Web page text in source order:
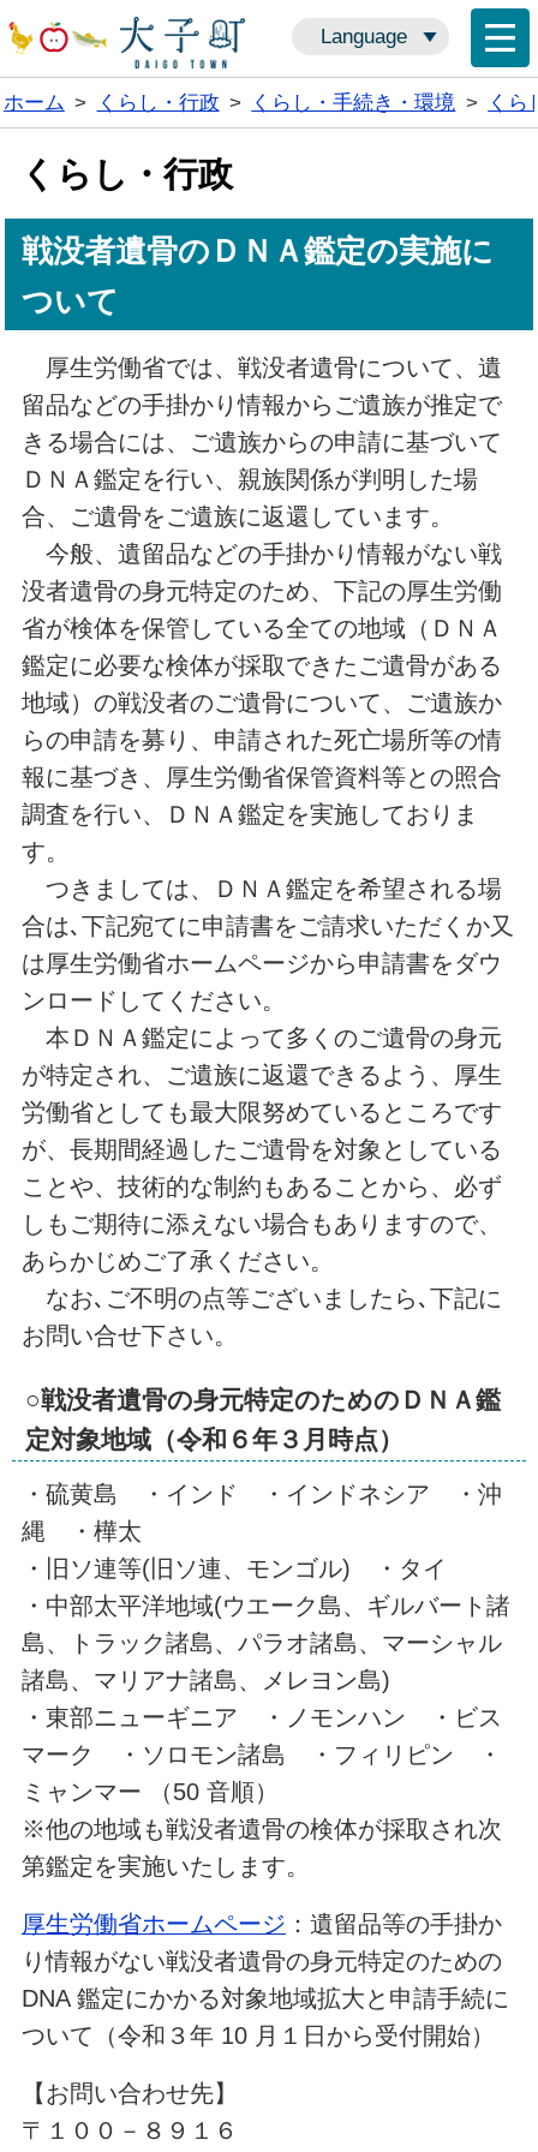
Language
ホーム > くらし・行政 > くらし・手続き・環境 > くら
くらし・行政
戦没者遺骨のＤＮＡ鑑定の実施に
ついて
厚生労働省では、戦没者遺骨について、遺
留品などの手掛かり情報からご遺族が推定で
きる場合には、ご遺族からの申請に基づいて
ＤＮＡ鑑定を行い、親族関係が判明した場
合、ご遺骨をご遺族に返還しています。
今般、遺留品などの手掛かり情報がない戦
没者遺骨の身元特定のため、下記の厚生労働
省が検体を保管している全ての地域（ＤＮＡ
鑑定に必要な検体が採取できたご遺骨がある
地域）の戦没者のご遺骨について、ご遺族か
らの申請を募り、申請された死亡場所等の情
報に基づき、厚生労働省保管資料等との照合
調査を行い、ＤＮＡ鑑定を実施しておりま
す。
つきましては、ＤＮＡ鑑定を希望される場
合は､下記宛てに申請書をご請求いただくか又
は厚生労働省ホームページから申請書をダウ
ンロードしてください。
本ＤＮＡ鑑定によって多くのご遺骨の身元
が特定され、ご遺族に返還できるよう、厚生
労働省としても最大限努めているところです
が、長期間経過したご遺骨を対象としている
ことや、技術的な制約もあることから、必ず
しもご期待に添えない場合もありますので、
あらかじめご了承ください。
なお､ご不明の点等ございましたら､下記に
お問い合せ下さい。
○戦没者遺骨の身元特定のためのＤＮＡ鑑
定対象地域（令和６年３月時点）
・硫黄島 ・インド ・インドネシア ・沖
縄 ・樺太
・旧ソ連等(旧ソ連、モンゴル) ・タイ
・中部太平洋地域(ウエーク島、ギルバート諸
島、トラック諸島、パラオ諸島、マーシャル
諸島、マリアナ諸島、メレヨン島)
・東部ニューギニア ・ノモンハン ・ビス
マーク ・ソロモン諸島 ・フィリピン ・
ミャンマー （50 音順）
※他の地域も戦没者遺骨の検体が採取され次
第鑑定を実施いたします。
厚生労働省ホームページ ：遺留品等の手掛か
り情報がない戦没者遺骨の身元特定のための
DNA 鑑定にかかる対象地域拡大と申請手続に
ついて（令和３年 10 月１日から受付開始）
【お問い合わせ先】
〒１００－８９１６